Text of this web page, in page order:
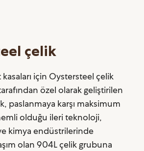
çelik
kasaları için Oystersteel çelik
özel olarak geliştirilen
paslanmaya karşı maksimum
olduğu ileri teknoloji,
kimya endüstrilerinde
olan 904L çelik grubuna